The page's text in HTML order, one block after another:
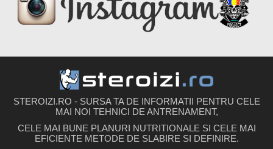
STEROIZI.RO - SURSA TA DE INFORMATII PENTRU CELE
MAI NOI TEHNICI DE ANTRENAMENT,
CELE MAI BUNE PLANURI NUTRITIONALE SI CELE MAI
EFICIENTE METODE DE SLABIRE SI DEFINIRE.